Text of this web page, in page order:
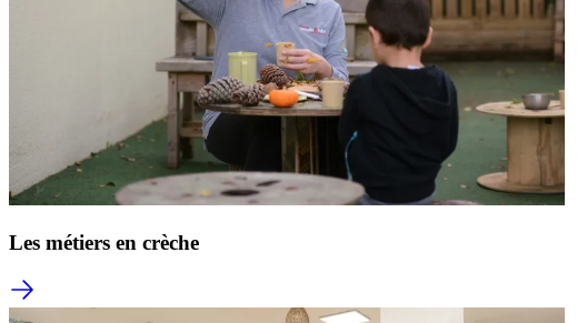
Les métiers en crèche